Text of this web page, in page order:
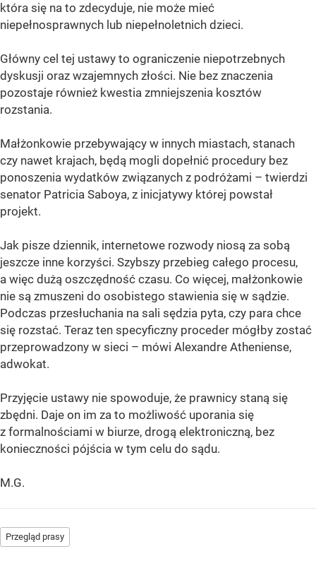
która się na to zdecyduje, nie może mieć
niepełnosprawnych lub niepełnoletnich dzieci.
Główny cel tej ustawy to ograniczenie niepotrzebnych
dyskusji oraz wzajemnych złości. Nie bez znaczenia
pozostaje również kwestia zmniejszenia kosztów
rozstania.
Małżonkowie przebywający w innych miastach, stanach
czy nawet krajach, będą mogli dopełnić procedury bez
ponoszenia wydatków związanych z podróżami – twierdzi
senator Patricia Saboya, z inicjatywy której powstał
projekt.
Jak pisze dziennik, internetowe rozwody niosą za sobą
jeszcze inne korzyści. Szybszy przebieg całego procesu,
a więc dużą oszczędność czasu. Co więcej, małżonkowie
nie są zmuszeni do osobistego stawienia się w sądzie.
Podczas przesłuchania na sali sędzia pyta, czy para chce
się rozstać. Teraz ten specyficzny proceder mógłby zostać
przeprowadzony w sieci – mówi Alexandre Atheniense,
adwokat.
Przyjęcie ustawy nie spowoduje, że prawnicy staną się
zbędni. Daje on im za to możliwość uporania się
z formalnościami w biurze, drogą elektroniczną, bez
konieczności pójścia w tym celu do sądu.
M.G.
Przegląd prasy